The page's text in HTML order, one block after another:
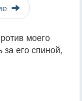
моего
за его спиной,